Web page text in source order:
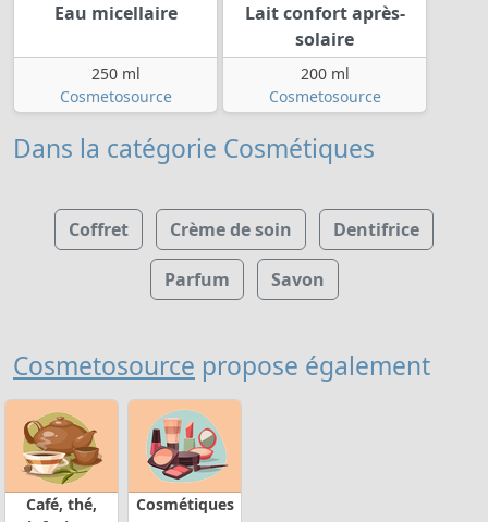
Eau micellaire
250 ml
Cosmetosource
Lait confort après-
solaire
200 ml
Cosmetosource
Dans la catégorie Cosmétiques
Coffret Crème de soin Dentifrice
Parfum Savon
Cosmetosource propose également
Café, thé,
Cosmétiques